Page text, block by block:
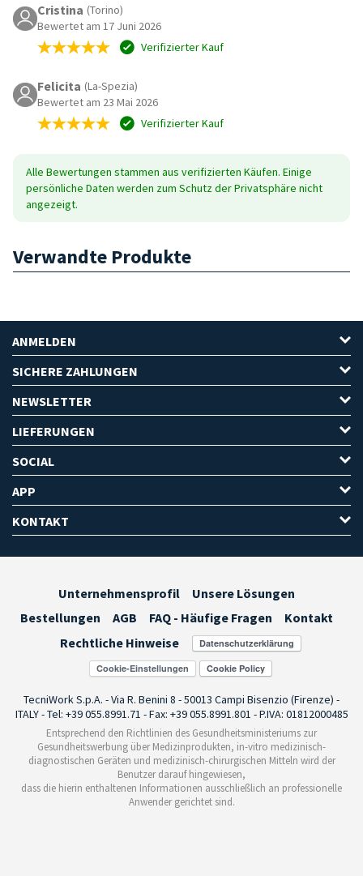
Cristina (Torino)
Bewertet am 17 Juni 2026
Verifizierter Kauf
Felicita (La-Spezia)
Bewertet am 23 Mai 2026
Verifizierter Kauf
Alle Bewertungen stammen aus verifizierten Käufen. Einige
persönliche Daten werden zum Schutz der Privatsphäre nicht
angezeigt.
Verwandte Produkte
ANMELDEN
SICHERE ZAHLUNGEN
NEWSLETTER
LIEFERUNGEN
SOCIAL
APP
KONTAKT
Unternehmensprofil
Unsere Lösungen
Bestellungen
AGB FAQ - Häufige Fragen
Kontakt
Rechtliche Hinweise
Cookie-Einstellungen
TecniWork S.p.A. - Via R. Benini 8 - 50013 Campi Bisenzio (Firenze) -
ITALY - Tel: +39 055.8991.71 - Fax: +39 055.8991.801 - P.IVA: 01812000485
Entsprechend den Richtlinien des Gesundheitsministeriums zur
Gesundheitswerbung über Medizinprodukten, in-vitro medizinisch-
diagnostischen Geräten und medizinisch-chirurgischen Mitteln wird der
Benutzer darauf hingewiesen,
dass die hierin enthaltenen Informationen ausschließlich an professionelle
Anwender gerichtet sind.